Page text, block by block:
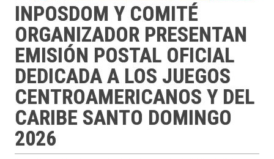
INPOSDOM Y COMITÉ
ORGANIZADOR PRESENTAN
EMISIÓN POSTAL OFICIAL
DEDICADA A LOS JUEGOS
CENTROAMERICANOS Y DEL
CARIBE SANTO DOMINGO
2026